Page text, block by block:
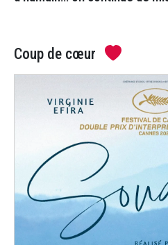
Coup de cœur